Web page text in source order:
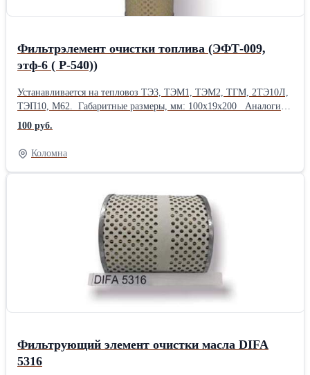
Фильтрэлемент очистки топлива (ЭФТ-009,
этф-6 ( Р-540))
Устанавливается на тепловоз ТЭ3, ТЭМ1, ТЭМ2, ТГМ, 2ТЭ10Л,
ТЭП10, М62. Габаритные размеры, мм: 100х19х200 Аналоги:
Р-540-2-07 3Д100.63.00 И-511 ФЭТО ФД.111-014 425.00.000
ЭТФ-6 Т6304
100 руб.
Коломна
Фильтрующий элемент очистки масла DIFA
5316